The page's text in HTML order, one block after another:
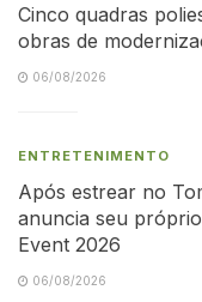
Cinco quadras
obras de
06/08/2026
ENTRETENIMENTO
Após estrear no
anuncia seu
Event 2026
06/08/2026